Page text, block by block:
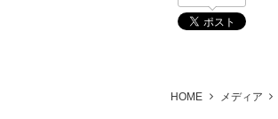
HOME メディア